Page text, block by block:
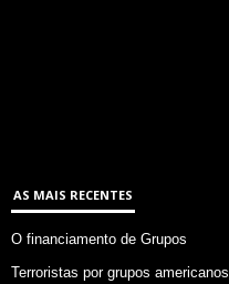
AS MAIS RECENTES
O financiamento de Grupos
Terroristas por grupos americanos